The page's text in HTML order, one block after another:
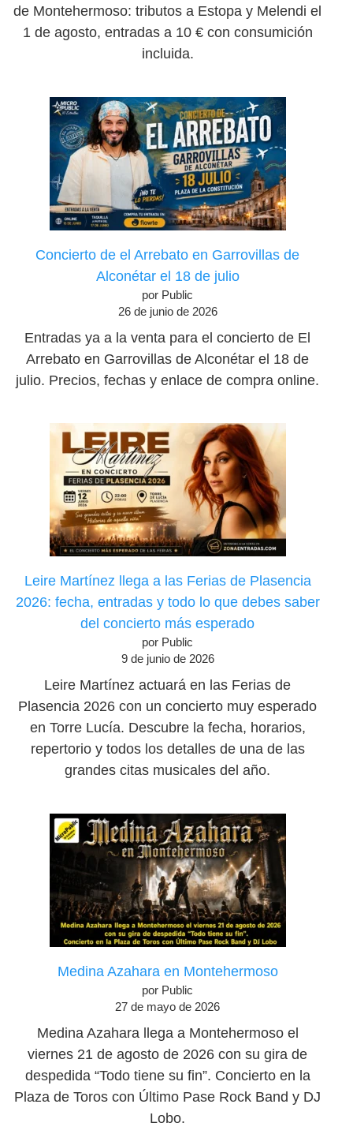
de Montehermoso: tributos a Estopa y Melendi el
1 de agosto, entradas a 10 € con consumición
incluida.
Concierto de el Arrebato en Garrovillas de
Alconétar el 18 de julio
por Public
26 de junio de 2026
Entradas ya a la venta para el concierto de El
Arrebato en Garrovillas de Alconétar el 18 de
julio. Precios, fechas y enlace de compra online.
Leire Martínez llega a las Ferias de Plasencia
2026: fecha, entradas y todo lo que debes saber
del concierto más esperado
por Public
9 de junio de 2026
Leire Martínez actuará en las Ferias de
Plasencia 2026 con un concierto muy esperado
en Torre Lucía. Descubre la fecha, horarios,
repertorio y todos los detalles de una de las
grandes citas musicales del año.
Medina Azahara en Montehermoso
por Public
27 de mayo de 2026
Medina Azahara llega a Montehermoso el
viernes 21 de agosto de 2026 con su gira de
despedida “Todo tiene su fin”. Concierto en la
Plaza de Toros con Último Pase Rock Band y DJ
Lobo.